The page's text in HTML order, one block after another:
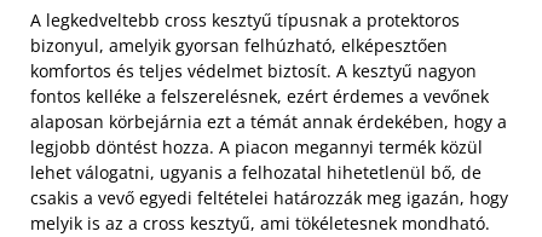
A legkedveltebb cross kesztyű típusnak a protektoros
bizonyul, amelyik gyorsan felhúzható, elképesztően
komfortos és teljes védelmet biztosít. A kesztyű nagyon
fontos kelléke a felszerelésnek, ezért érdemes a vevőnek
alaposan körbejárnia ezt a témát annak érdekében, hogy a
legjobb döntést hozza. A piacon megannyi termék közül
lehet válogatni, ugyanis a felhozatal hihetetlenül bő, de
csakis a vevő egyedi feltételei határozzák meg igazán, hogy
melyik is az a cross kesztyű, ami tökéletesnek mondható.